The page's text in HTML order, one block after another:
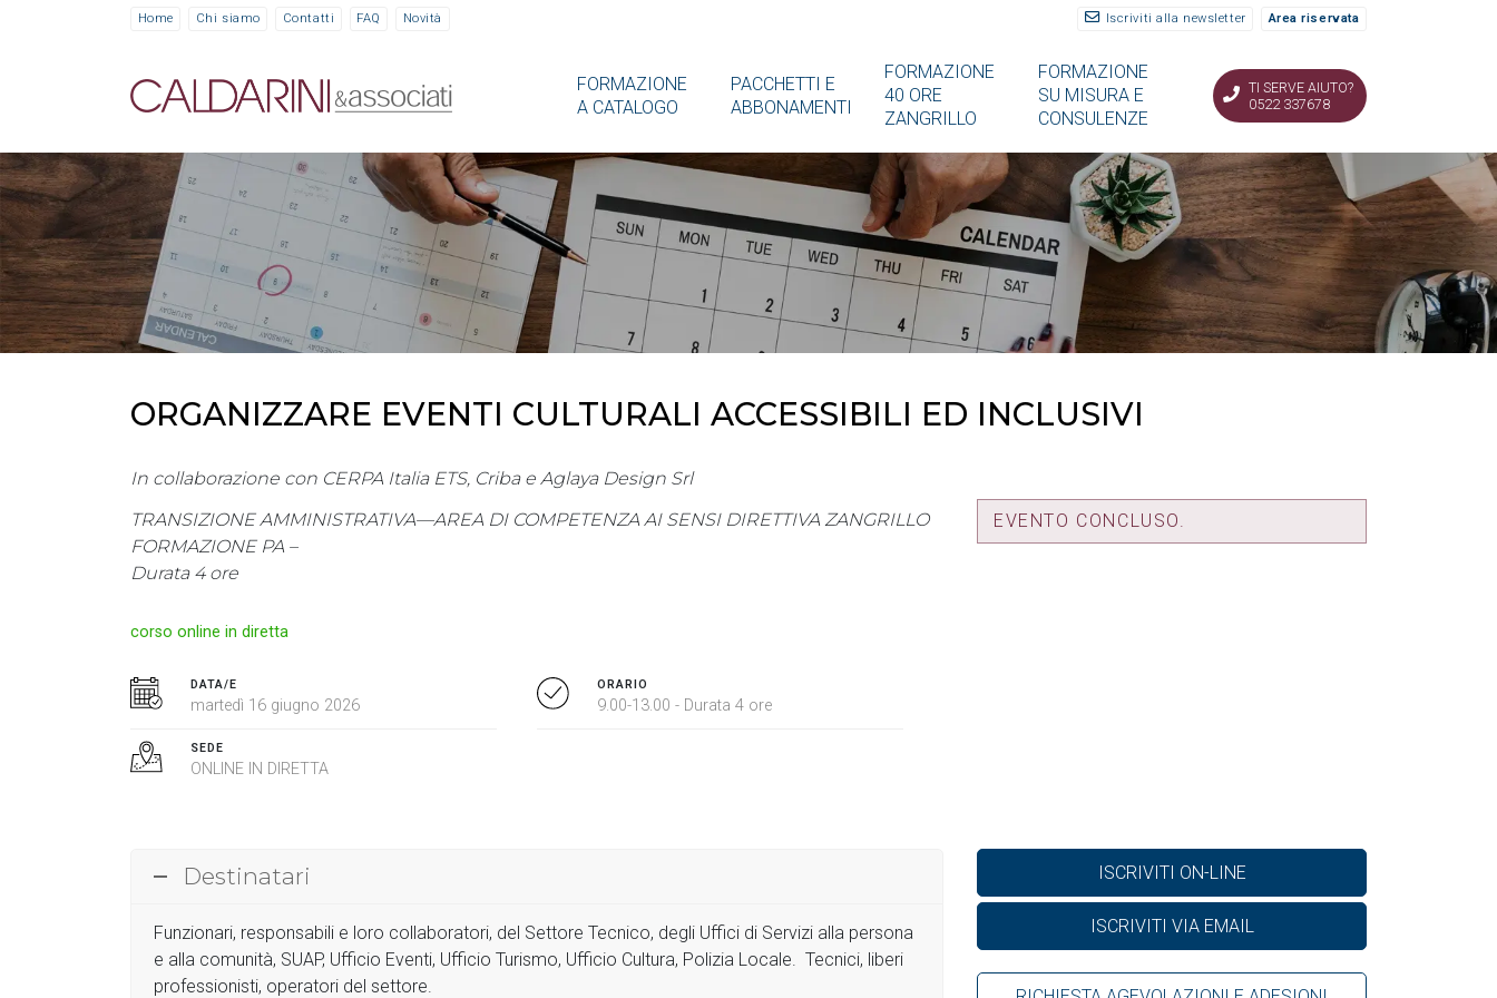
Home Chi siamo Contatti FAQ Novità Iscriviti alla newsletter Area riservata
FORMAZIONE
A CATALOGO
PACCHETTI E
ABBONAMENTI
FORMAZIONE
40 ORE
ZANGRILLO
FORMAZIONE
SU MISURA E
CONSULENZE
TI SERVE AIUTO?
0522 337678
ORGANIZZARE EVENTI CULTURALI ACCESSIBILI ED INCLUSIVI
In collaborazione con CERPA Italia ETS, Criba e Aglaya Design Srl
TRANSIZIONE AMMINISTRATIVA—AREA DI COMPETENZA AI SENSI DIRETTIVA ZANGRILLO
FORMAZIONE PA –
Durata 4 ore
corso online in diretta
DATA/E
martedì 16 giugno 2026
ORARIO
9.00-13.00 - Durata 4 ore
SEDE
ONLINE IN DIRETTA
EVENTO CONCLUSO.
Destinatari
Funzionari, responsabili e loro collaboratori, del Settore Tecnico, degli Uffici di Servizi alla persona
e alla comunità, SUAP, Ufficio Eventi, Ufficio Turismo, Ufficio Cultura, Polizia Locale. Tecnici, liberi
professionisti, operatori del settore.
ISCRIVITI ON-LINE
ISCRIVITI VIA EMAIL